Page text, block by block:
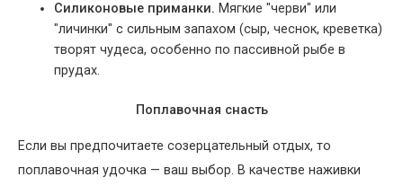
Силиконовые приманки. Мягкие "черви" или
"личинки" с сильным запахом (сыр, чеснок, креветка)
творят чудеса, особенно по пассивной рыбе в
прудах.
Поплавочная снасть
Если вы предпочитаете созерцательный отдых, то
поплавочная удочка — ваш выбор. В качестве наживки